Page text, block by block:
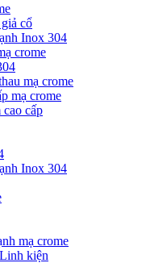
cổ
Inox 304
crome
mạ crome
mạ crome
cao cấp
Inox 304
mạ crome
kiện